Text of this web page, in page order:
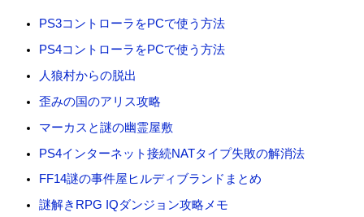
PS3コントローラをPCで使う方法
PS4コントローラをPCで使う方法
人狼村からの脱出
歪みの国のアリス攻略
マーカスと謎の幽霊屋敷
PS4インターネット接続NATタイプ失敗の解消法
FF14謎の事件屋ヒルディブランドまとめ
謎解きRPG IQダンジョン攻略メモ